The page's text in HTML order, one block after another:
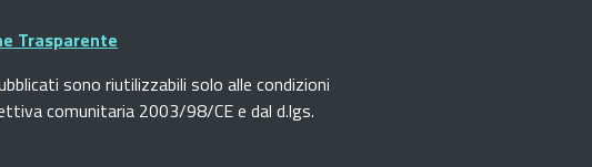
Trasparente
sono riutilizzabili solo alle condizioni
comunitaria 2003/98/CE e dal d.lgs.